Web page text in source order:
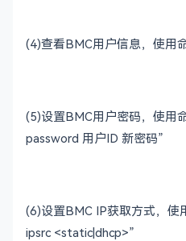
(4)查看BMC用户信息，使用
(5)设置BMC用户密码，使用
password 用户ID 新密码”
(6)设置BMC IP获取方式，使
ipsrc <static|dhcp>”